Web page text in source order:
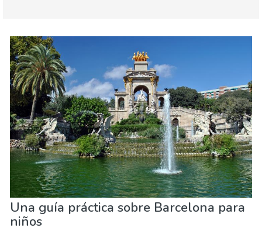
Agenda de eventos
Comida & Restaurantes
Dónde quedarse
Familia & niños
Museos & Arte
Naturaleza & aire libre
Una guía práctica sobre Barcelona para
niños